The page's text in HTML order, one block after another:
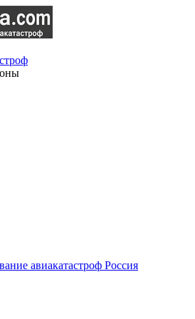
авиакатастроф Россия